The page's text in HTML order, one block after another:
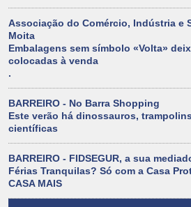
Associação do Comércio, Indústria e
Moita
Embalagens sem símbolo «Volta»
colocadas à venda
.
BARREIRO - No Barra Shopping
Este verão há dinossauros,
científicas
BARREIRO - FIDSEGUR, a sua
Férias Tranquilas? Só com a Casa
CASA MAIS